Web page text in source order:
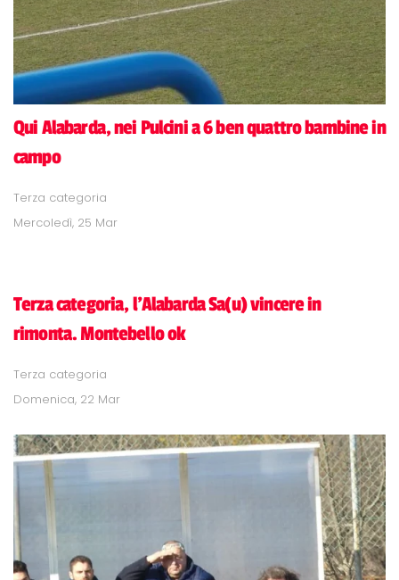
Qui Alabarda, nei Pulcini a 6 ben quattro bambine in
campo
Terza categoria
Mercoledì, 25 Mar
Terza categoria, l'Alabarda Sa(u) vincere in
rimonta. Montebello ok
Terza categoria
Domenica, 22 Mar